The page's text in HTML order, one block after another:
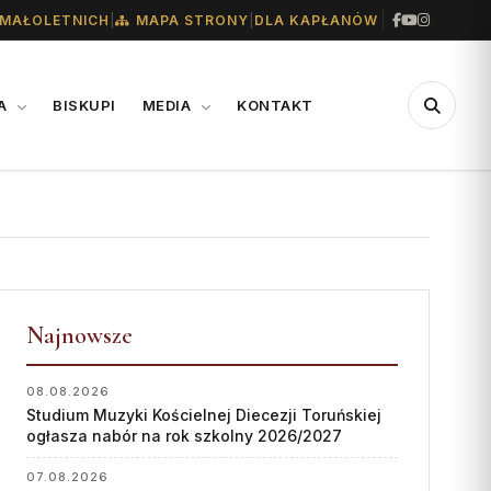
MAPA STRONY DLA KAPŁANÓW
BISKUPI MEDIA KONTAKT
MEDIALNE
Biuro
Współpraca
„GŁOS Z TORUNIA"
Redakcja
Archiwum
Ofiary na seminarium
Najnowsze
08.08.2026
Studium Muzyki Kościelnej Diecezji Toruńskiej
ogłasza nabór na rok szkolny 2026/2027
07.08.2026